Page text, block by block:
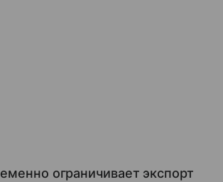
ограничивает экспорт